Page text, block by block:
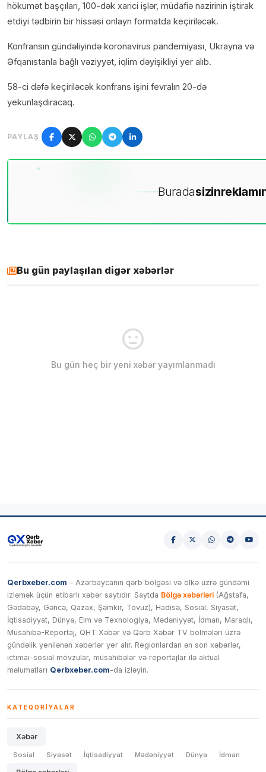
hökumət başçıları, 100-dək xarici işlər, müdafiə nazirinin iştirak
etdiyi tədbirin bir hissəsi onlayn formatda keçiriləcək.
Konfransın gündəliyində koronavirus pandemiyası, Ukrayna və
Əfqanıstanla bağlı vəziyyət, iqlim dəyişikliyi yer alıb.
58-ci dəfə keçiriləcək konfrans işini fevralın 20-də
yekunlaşdıracaq.
PAYLAŞ
Buradasizin
Bu gün paylaşılan digər xəbərlər
Bu gün heç bir yeni xəbər yayımlanmadı
Qerbxeber.com – Azərbaycanın qərb bölgəsi və ölkə üzrə gündəmi
izləmək üçün etibarlı xəbər saytıdır. Saytda Bölgə xəbərləri (Ağstafa,
Gədəbəy, Gəncə, Qazax, Şəmkir, Tovuz), Hadisə, Sosial, Siyasət,
İqtisadiyyat, Dünya, Elm və Texnologiya, Mədəniyyət, İdman, Maraqlı,
Müsahibə-Reportaj, QHT Xəbər və Qərb Xəbər TV bölmələri üzrə
gündəlik yenilənən xəbərlər yer alır. Regionlardan ən son xəbərlər,
ictimai-sosial mövzular, müsahibələr və reportajlar ilə aktual
məlumatları Qerbxeber.com-da izləyin.
KATEQORIYALAR
Xəbər
Sosial Siyasət İqtisadiyyat Mədəniyyət Dünya İdman